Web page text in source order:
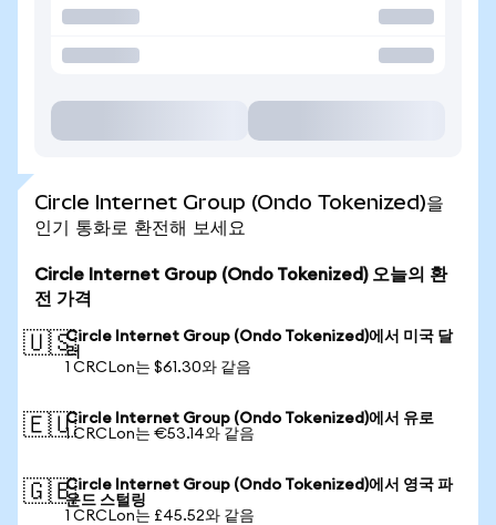
Circle Internet Group (Ondo Tokenized)을
인기 통화로 환전해 보세요
Circle Internet Group (Ondo Tokenized) 오늘의 환
전 가격
🇺🇸Circle Internet Group (Ondo Tokenized)에서 미국 달
러
1 CRCLon는 $61.30와 같음
🇪🇺Circle Internet Group (Ondo Tokenized)에서 유로
1 CRCLon는 €53.14와 같음
🇬🇧Circle Internet Group (Ondo Tokenized)에서 영국 파
운드 스털링
1 CRCLon는 £45.52와 같음